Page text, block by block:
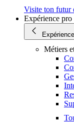
Visite ton futur
Expérience pro
Métiers